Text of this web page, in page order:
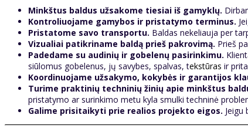
Minkštus baldus užsakome tiesiai iš gamyklų.
Kontroliuojame gamybos ir pristatymo terminus.
Pristatome savo transportu. Baldas nekeliauja per
Vizualiai patikriname baldą prieš pakrovimą. Prieš
Padedame su audinių ir gobelenų pasirinkimu.
siūlomus gobelenus, jų savybes, spalvas, tekstūras ir
Koordinuojame užsakymo, kokybės ir garantijos
Turime praktinių techninių žinių apie minkštus
pristatymo ar surinkimo metu kyla smulki techninė
Galime prisitaikyti prie realios projekto eigos.